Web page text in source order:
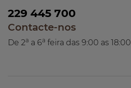
229 445 700
Contacte-nos
De 2a a 6a feira das 9:00 as 18:00